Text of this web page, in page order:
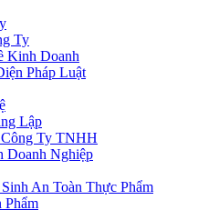
Ty
Kinh Doanh
Pháp Luật
Lập
Ty TNHH
Doanh Nghiệp
An Toàn Thực Phẩm
Phẩm